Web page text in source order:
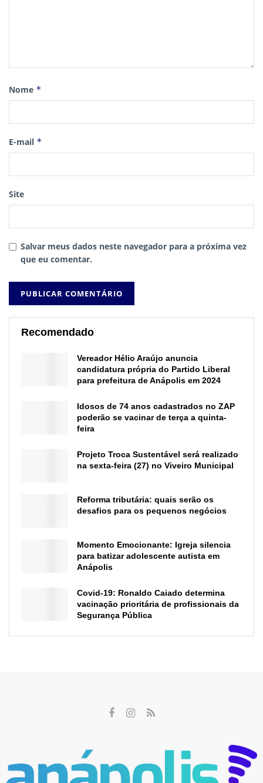
Nome *
E-mail *
Site
Salvar meus dados neste navegador para a próxima vez
que eu comentar.
Recomendado
Vereador Hélio Araújo anuncia
candidatura própria do Partido Liberal
para prefeitura de Anápolis em 2024
Idosos de 74 anos cadastrados no ZAP
poderão se vacinar de terça a quinta-
feira
Projeto Troca Sustentável será realizado
na sexta-feira (27) no Viveiro Municipal
Reforma tributária: quais serão os
desafios para os pequenos negócios
Momento Emocionante: Igreja silencia
para batizar adolescente autista em
Anápolis
Covid-19: Ronaldo Caiado determina
vacinação prioritária de profissionais da
Segurança Pública